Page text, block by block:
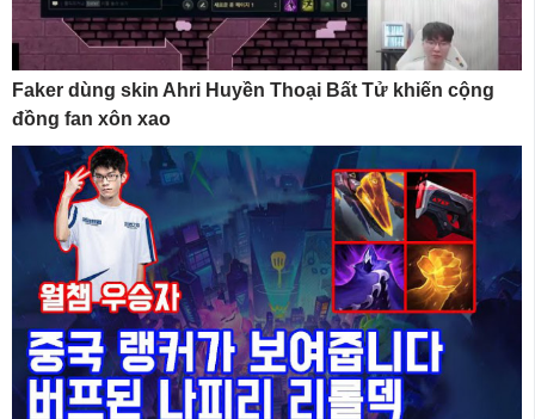
Faker dùng skin Ahri Huyền Thoại Bất Tử khiến cộng
đồng fan xôn xao